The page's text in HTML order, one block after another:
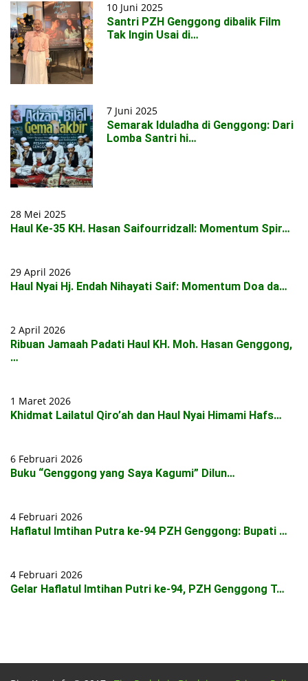
10 Juni 2025
Santri PZH Genggong dibalik Film
Tak Ingin Usai di…
7 Juni 2025
Semarak Iduladha di Genggong: Dari
Lomba Santri hi…
28 Mei 2025
Haul Ke-35 KH. Hasan Saifourridzall: Momentum Spir…
29 April 2026
Haul Nyai Hj. Endah Nihayati Saif: Momentum Doa da…
2 April 2026
Ribuan Jamaah Padati Haul KH. Moh. Hasan Genggong,
…
1 Maret 2026
Khidmat Lailatul Qiro’ah dan Haul Nyai Himami Hafs…
6 Februari 2026
Buku “Genggong yang Saya Kagumi” Dilun…
4 Februari 2026
Haflatul Imtihan Putra ke-94 PZH Genggong: Bupati …
4 Februari 2026
Gelar Haflatul Imtihan Putri ke-94, PZH Genggong T…